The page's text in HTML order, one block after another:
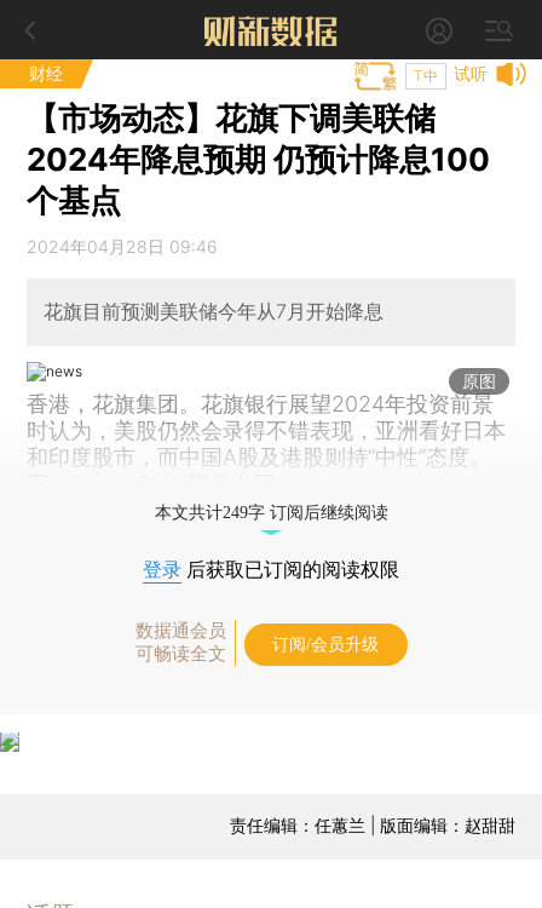
财经 试听
T中
【市场动态】花旗下调美联储
2024年降息预期 仍预计降息100
个基点
2024年04月28日 09:46
花旗目前预测美联储今年从7月开始降息
原图
香港，花旗集团。花旗银行展望2024年投资前景
时认为，美股仍然会录得不错表现，亚洲看好日本
和印度股市，而中国A股及港股则持“中性”态度。
本文共计249字 订阅后继续阅读
登录 后获取已订阅的阅读权限
数据通会员
可畅读全文
订阅/会员升级
责任编辑：任蕙兰 | 版面编辑：赵甜甜